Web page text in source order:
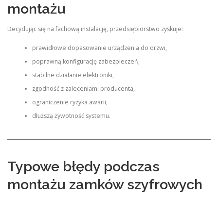
montażu
Decydując się na fachową instalację, przedsiębiorstwo zyskuje:
prawidłowe dopasowanie urządzenia do drzwi,
poprawną konfigurację zabezpieczeń,
stabilne działanie elektroniki,
zgodność z zaleceniami producenta,
ograniczenie ryzyka awarii,
dłuższą żywotność systemu.
Typowe błędy podczas
montażu zamków szyfrowych